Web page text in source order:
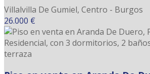
Villalvilla De Gumiel, Centro - Burgos
26.000 €